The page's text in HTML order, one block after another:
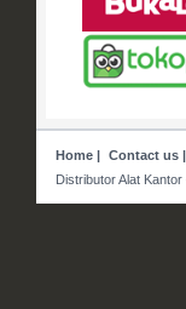
Home| Contact us|
Distributor Alat